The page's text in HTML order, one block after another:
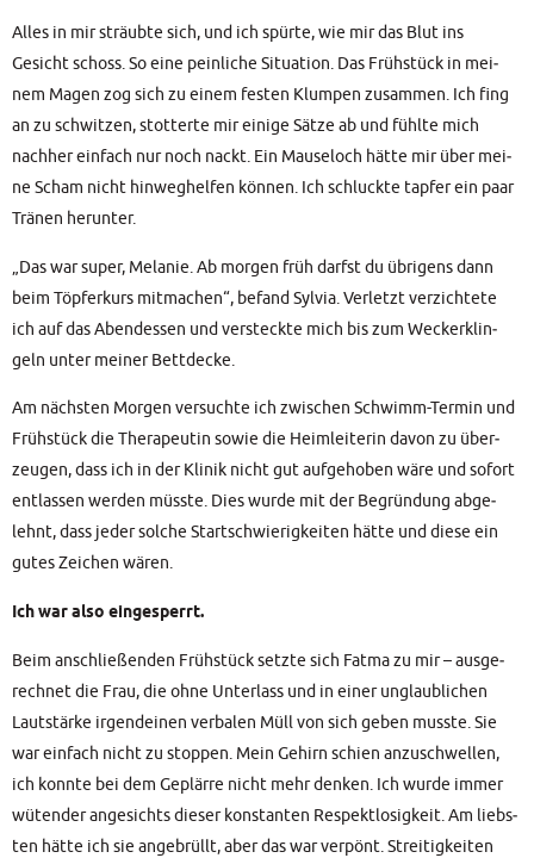
Alles in mir sträub­te sich, und ich spür­te, wie mir das Blut ins
Gesicht schoss. So eine pein­li­che Situa­ti­on. Das Früh­stück in mei­
nem Magen zog sich zu einem fes­ten Klum­pen zusam­men. Ich fing
an zu schwit­zen, stot­ter­te mir eini­ge Sät­ze ab und fühl­te mich
nach­her ein­fach nur noch nackt. Ein Mau­se­loch hät­te mir über mei­
ne Scham nicht hin­weg­hel­fen kön­nen. Ich schluck­te tap­fer ein paar
Trä­nen herunter.
„Das war super, Mela­nie. Ab mor­gen früh darfst du übri­gens dann
beim Töp­fer­kurs mit­ma­chen“, befand Syl­via. Ver­letzt ver­zich­te­te
ich auf das Abend­essen und ver­steck­te mich bis zum Wecker­klin­
geln unter mei­ner Bettdecke.
Am nächs­ten Mor­gen ver­such­te ich zwi­schen Schwimm-Ter­min und
Früh­stück die The­ra­peu­tin sowie die Heim­lei­te­rin davon zu über­
zeu­gen, dass ich in der Kli­nik nicht gut auf­ge­ho­ben wäre und sofort
ent­las­sen wer­den müss­te. Dies wur­de mit der Begrün­dung abge­
lehnt, dass jeder sol­che Start­schwie­rig­kei­ten hät­te und die­se ein
gutes Zei­chen wären.
Ich war also eingesperrt.
Beim anschlie­ßen­den Früh­stück setz­te sich Fat­ma zu mir – aus­ge­
rech­net die Frau, die ohne Unter­lass und in einer unglaub­li­chen
Laut­stär­ke irgend­ei­nen ver­ba­len Müll von sich geben muss­te. Sie
war ein­fach nicht zu stop­pen. Mein Gehirn schien anzu­schwel­len,
ich konn­te bei dem Geplär­re nicht mehr den­ken. Ich wur­de immer
wüten­der ange­sichts die­ser kon­stan­ten Respekt­lo­sig­keit. Am liebs­
ten hät­te ich sie ange­brüllt, aber das war ver­pönt. Strei­tig­kei­ten